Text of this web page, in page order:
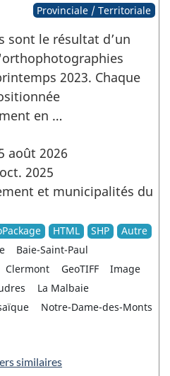
Provinciale / Territoriale
sont le résultat d’un
2023. Chaque
en …
août 2026
2025
et municipalités du
HTML SHP Autre
Baie-Saint-Paul
Clermont GeoTIFF
Image
La Malbaie
Notre-Dame-des-Monts
similaires